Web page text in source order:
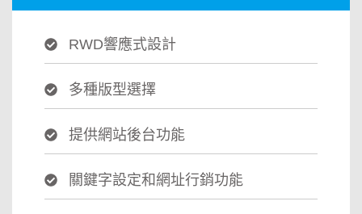
RWD響應式設計
多種版型選擇
提供網站後台功能
關鍵字設定和網址行銷功能